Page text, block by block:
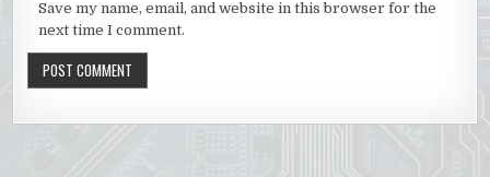
Save my name, email, and website in this browser for the
next time I comment.